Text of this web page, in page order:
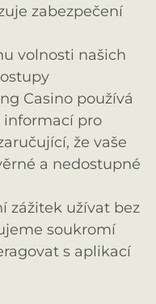
zabezpečení
volnosti našich
Casino používá
pro
že vaše
a nedostupné
zážitek užívat bez
soukromí
s aplikací